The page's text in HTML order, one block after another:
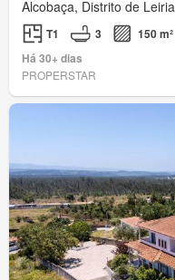
Alcobaça, Distrito de Leiria
T1 3
150 m²
Há 30+ dias
PROPERSTAR